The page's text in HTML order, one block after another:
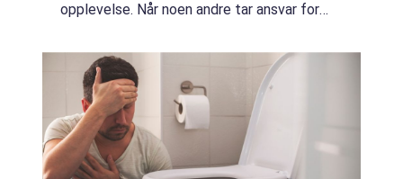
opplevelse. Når noen andre tar ansvar for
til å fokusere på gjestene. Sa...